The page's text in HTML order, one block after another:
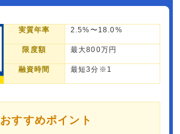
実質年率 2.5%〜18.0%
限度額 最大800万円
融資時間 最短3分※1
おすすめポイント